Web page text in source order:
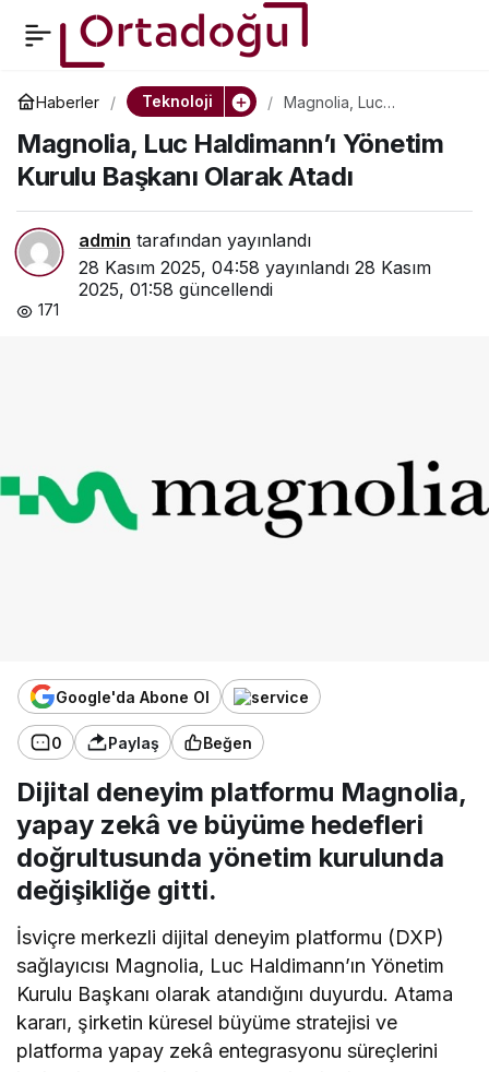
Haberler Teknoloji
Magnolia, Luc
Kurulu Başkanı Olarak
Atadı
Magnolia, Luc Haldimann’ı Yönetim
Kurulu Başkanı Olarak Atadı
admin tarafından yayınlandı
28 Kasım 2025, 04:58 yayınlandı 28 Kasım
2025, 01:58 güncellendi
171
Google'da Abone Ol
0 Paylaş Beğen
Dijital deneyim platformu Magnolia,
yapay zekâ ve büyüme hedefleri
doğrultusunda yönetim kurulunda
değişikliğe gitti.
İsviçre merkezli dijital deneyim platformu (DXP)
sağlayıcısı Magnolia, Luc Haldimann’ın Yönetim
Kurulu Başkanı olarak atandığını duyurdu. Atama
kararı, şirketin küresel büyüme stratejisi ve
platforma yapay zekâ entegrasyonu süreçlerini
ÇİN GÜNEY ENERJİ
ŞEBEKESİ (CSG),
COP30’DA
SÜRDÜRÜLEBİLİRLİK
GİRİŞİMLERİNİ SERGİLEDİ